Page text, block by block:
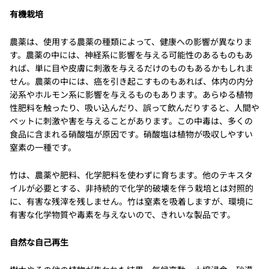
有機栽培
農薬は、使用する農薬の種類によって、健康への影響が異なりま
す。農薬の中には、神経系に影響を与える可能性のあるものもあ
れば、単に目や皮膚に刺激を与えるだけのものもあるかもしれま
せん。農薬の中には、癌を引き起こすものもあれば、体内の内分
泌系やホルモン系に影響を与えるものもあります。あらゆる植物
性肥料を触ったり、吸い込んだり、誤って飲んだりすると、人間や
ペットに刺激や害を与えることがあります。この中毒は、多くの
食品に含まれる硝酸塩が原因です。硝酸塩は植物が吸収しやすい
窒素の一種です。
竹は、農薬や肥料、化学肥料を使わずに育ちます。他のテキスタ
イルが必要とする、非持続的で化学的破壊を伴う栽培とは対照的
に、有害な残滓を残しません。竹は窒素を吸着しますが、環境に
有害な化学物質や毒素を与えないので、きれいな製品です。
自然な自己再生